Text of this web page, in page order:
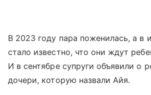
В 2023 году пара поженилась, а в
стало известно, что они ждут
И в сентябре супруги объявили о
дочери, которую назвали Айя.